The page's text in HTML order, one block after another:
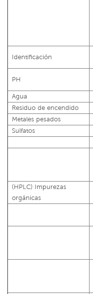
Identificación
PH
Agua
Residuo de encendido
Metales pesados
Sulfatos
(HPLC) Impurezas
orgánicas